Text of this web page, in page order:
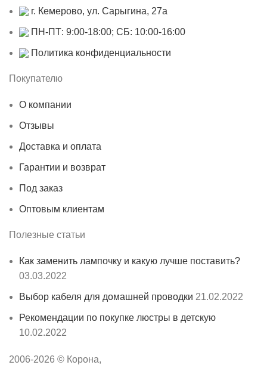
г. Кемерово, ул. Сарыгина, 27а
ПН-ПТ: 9:00-18:00; СБ: 10:00-16:00
Политика конфиденциальности
Покупателю
О компании
Отзывы
Доставка и оплата
Гарантии и возврат
Под заказ
Оптовым клиентам
Полезные статьи
Как заменить лампочку и какую лучше поставить?
03.03.2022
Выбор кабеля для домашней проводки 21.02.2022
Рекомендации по покупке люстры в детскую
10.02.2022
2006-2026 © Корона,